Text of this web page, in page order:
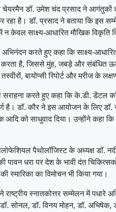
चेयरमैन डॉ. उमेश चंद प्रसाद ने
रहा है। डॉ. प्रसाद ने बताया कि इस
न केवल साक्ष्य-आधारित मौखिक विकृति
करते हुए कहा कि साक्ष्य-
है, जिससे मुंह, जबड़े और संबंधित
बायोप्सी रिपोर्ट और मरीज के
सराहना करते हुए कहा कि के.डी.
है। डॉ. कौर ने इस आयोजन के लिए
आदि को साधुवाद दिया। उन्होंने
पैथोलॉजिस्ट के अध्यक्ष डॉ.
पावन धरा पर देश के भावी दंत
का विमोचन भी किया गया।
स्नातकोत्तर सम्मेलन में
डॉ. सोनल, डॉ. विनय मोहन, डॉ.